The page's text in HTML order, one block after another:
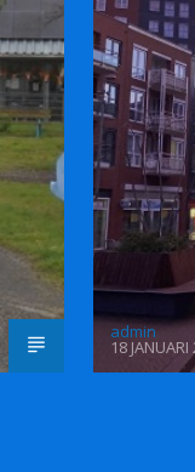
admin
18 JANUARI